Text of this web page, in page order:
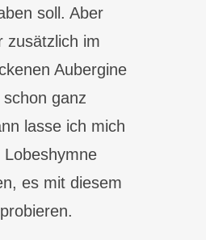
soll. Aber
zusätzlich im
Aubergine
schon ganz
lasse ich mich
Lobeshymne
es mit diesem